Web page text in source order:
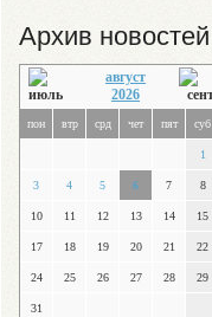
Архив новостей
август
2026
пон втр срд чет пят суб
1
3 4 5 6 7 8
10 11 12 13 14 15
17 18 19 20 21 22
24 25 26 27 28 29
31